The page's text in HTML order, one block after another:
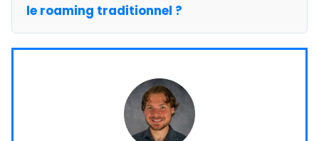
le roaming traditionnel ?